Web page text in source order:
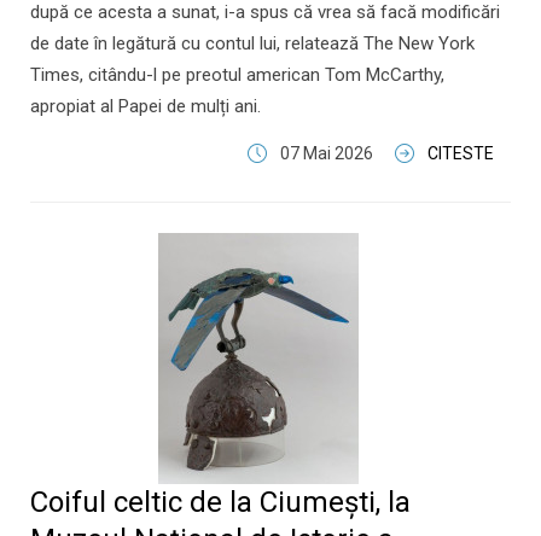
după ce acesta a sunat, i-a spus că vrea să facă modificări
de date în legătură cu contul lui, relatează The New York
Times, citându-l pe preotul american Tom McCarthy,
apropiat al Papei de mulți ani.
07 Mai 2026 CITESTE
Coiful celtic de la Ciumești, la